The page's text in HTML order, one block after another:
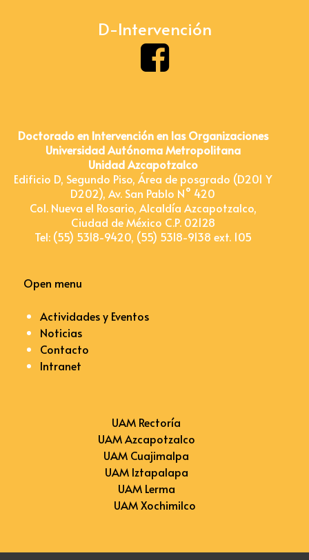
D-Intervención
Doctorado en Intervención en las Organizaciones
Universidad Autónoma Metropolitana
Unidad Azcapotzalco
Edificio D, Segundo Piso, Área de posgrado (D201 Y
D202), Av. San Pablo N° 420
Col. Nueva el Rosario, Alcaldía Azcapotzalco,
Ciudad de México C.P. 02128
Tel: (55) 5318-9420, (55) 5318-9138 ext. 105
Open menu
Actividades y Eventos
Noticias
Contacto
Intranet
UAM Rectoría
UAM Azcapotzalco
UAM Cuajimalpa
UAM Iztapalapa
UAM Lerma
UAM Xochimilco